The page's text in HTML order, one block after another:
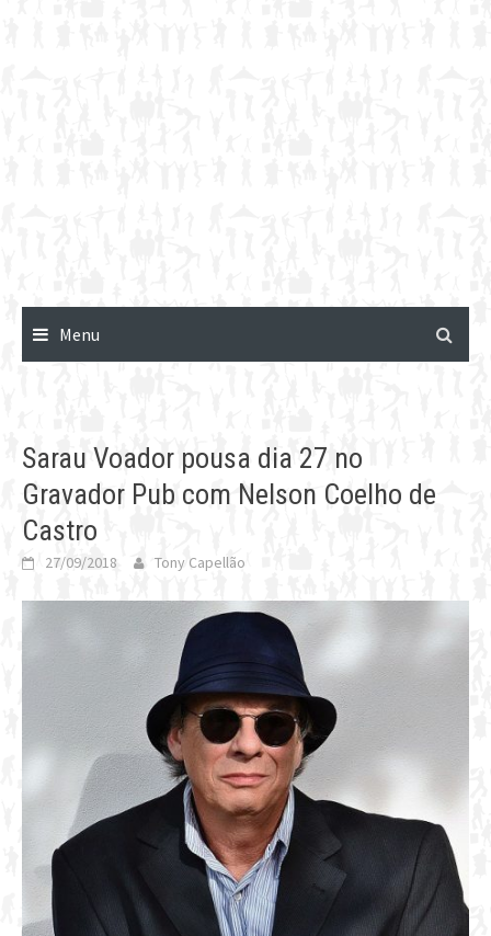
Menu
Sarau Voador pousa dia 27 no
Gravador Pub com Nelson Coelho de
Castro
27/09/2018 Tony Capellão